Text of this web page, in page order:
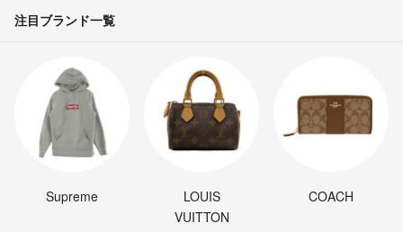
注目ブランド一覧
Supreme
LOUIS
VUITTON
COACH